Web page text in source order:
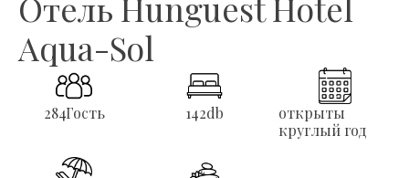
Aqua-Sol
284Гость 142db
открыты
круглый год